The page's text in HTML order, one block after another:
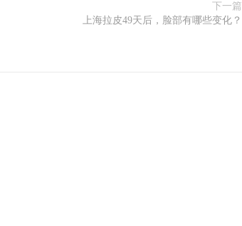
下一篇
上海拉皮49天后，脸部有哪些变化？